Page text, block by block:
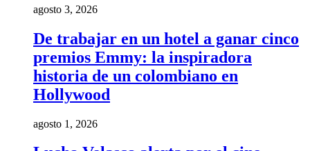
agosto 3, 2026
De trabajar en un hotel a ganar cinco
premios Emmy: la inspiradora
historia de un colombiano en
Hollywood
agosto 1, 2026